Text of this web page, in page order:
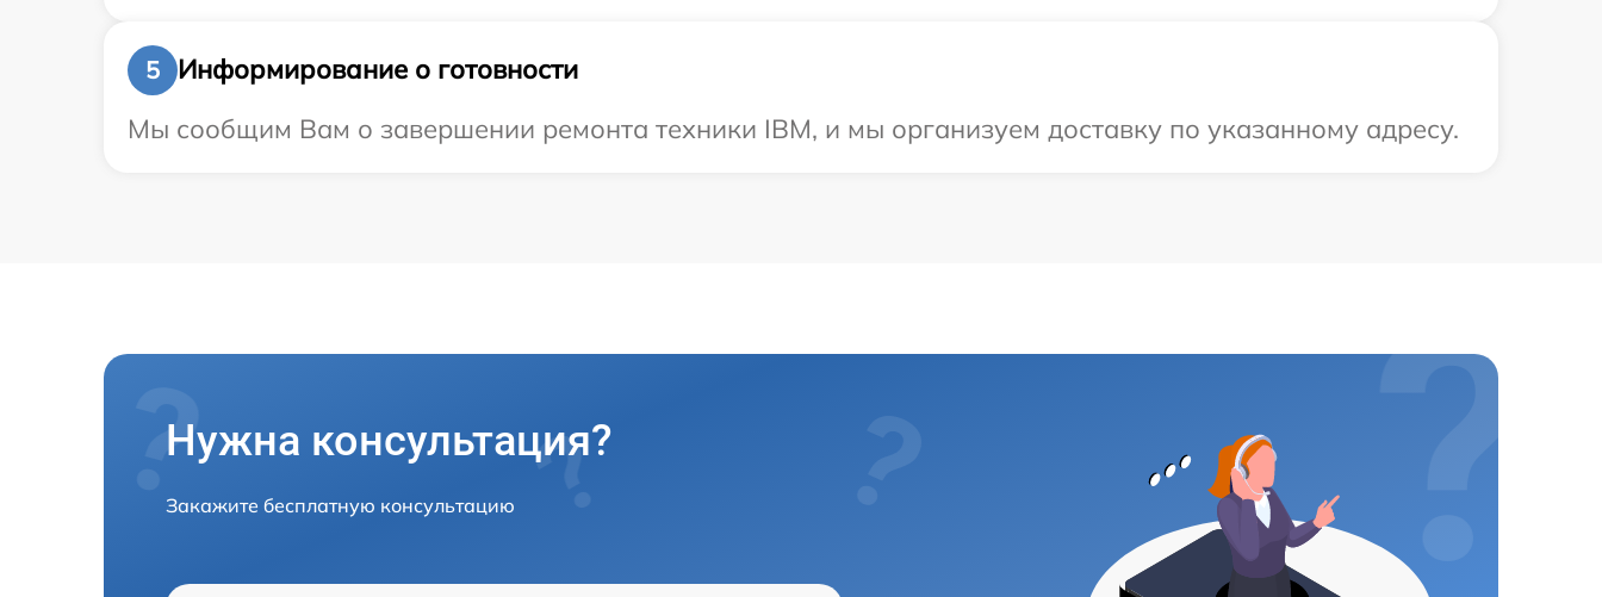
5
Информирование о готовности
Мы сообщим Вам о завершении ремонта техники IBM, и мы организуем доставку по указанному адресу.
Нужна консультация?
Закажите бесплатную консультацию